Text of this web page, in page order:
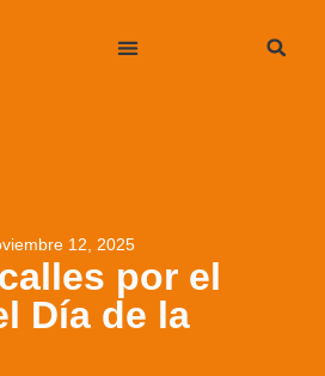
12, 2025
por el
Día de la